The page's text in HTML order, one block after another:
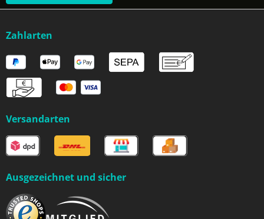
Zahlarten
Versandarten
Ausgezeichnet und sicher